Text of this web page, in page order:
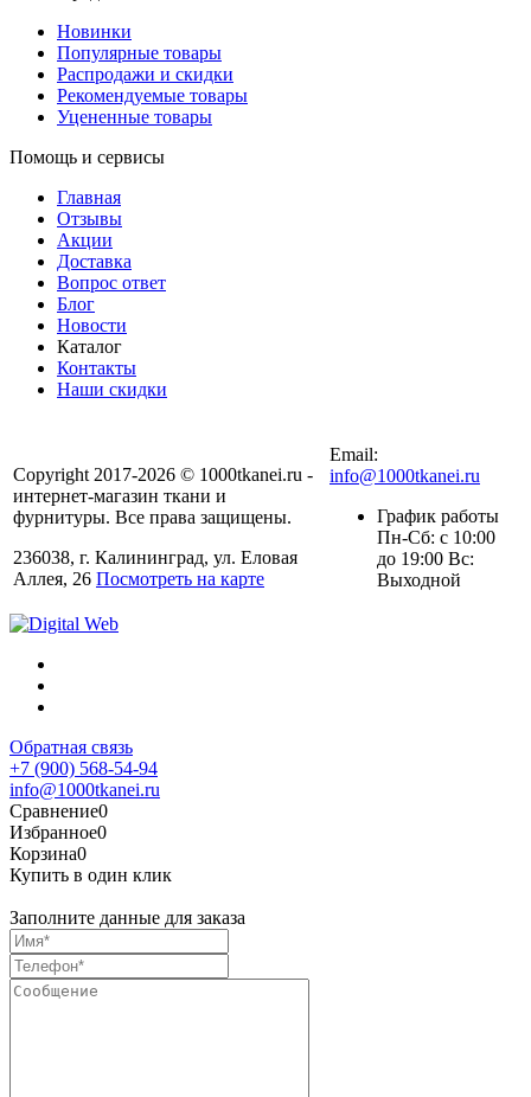
Новинки
Популярные товары
Распродажи и скидки
Рекомендуемые товары
Уцененные товары
Помощь и сервисы
Главная
Отзывы
Акции
Доставка
Вопрос ответ
Блог
Новости
Каталог
Контакты
Наши скидки
Copyright 2017-2026 © 1000tkanei.ru -
интернет-магазин ткани и
фурнитуры. Все права защищены.
236038, г. Калининград, ул. Еловая
Аллея, 26 Посмотреть на карте
Email:
info@1000tkanei.ru
График работы
Пн-Сб: с 10:00
до 19:00 Вс:
Выходной
Обратная связь
+7 (900) 568-54-94
info@1000tkanei.ru
Сравнение0
Избранное0
Корзина0
Купить в один клик
Заполните данные для заказа